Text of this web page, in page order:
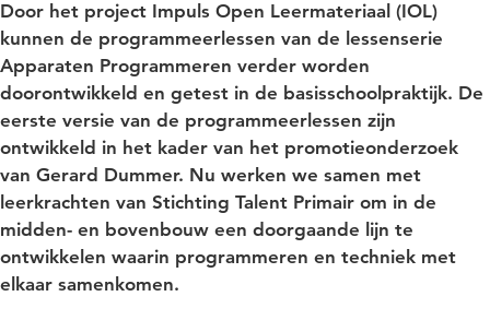
Door het project Impuls Open Leermateriaal (IOL)
kunnen de programmeerlessen van de lessenserie
Apparaten Programmeren verder worden
doorontwikkeld en getest in de basisschoolpraktijk. De
eerste versie van de programmeerlessen zijn
ontwikkeld in het kader van het promotieonderzoek
van Gerard Dummer. Nu werken we samen met
leerkrachten van Stichting Talent Primair om in de
midden- en bovenbouw een doorgaande lijn te
ontwikkelen waarin programmeren en techniek met
elkaar samenkomen.